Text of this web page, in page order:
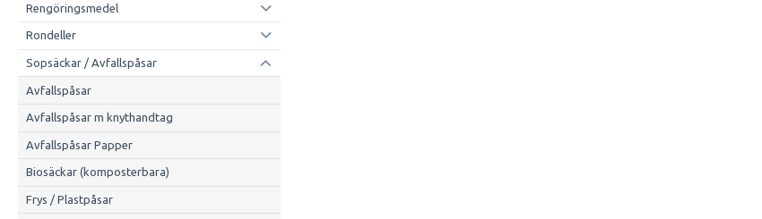
Rengöringsmedel
Rondeller
Sopsäckar / Avfallspåsar
Avfallspåsar
Avfallspåsar m knythandtag
Avfallspåsar Papper
Biosäckar (komposterbara)
Frys / Plastpåsar